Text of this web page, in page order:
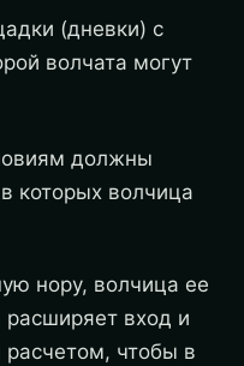
(дневки) с
волчата могут
должны
которых волчица
нору, волчица ее
вход и
чтобы в